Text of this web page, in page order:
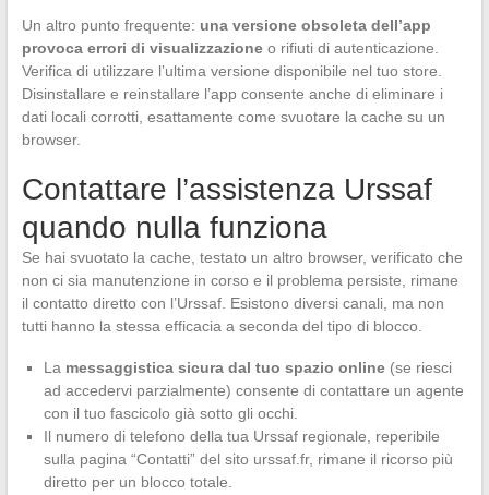
Un altro punto frequente: una versione obsoleta dell’app
provoca errori di visualizzazioneo rifiuti di autenticazione.
Verifica di utilizzare l’ultima versione disponibile nel tuo store.
Disinstallare e reinstallare l’app consente anche di eliminare i
dati locali corrotti, esattamente come svuotare la cache su un
browser.
Contattare l’assistenza Urssaf
quando nulla funziona
Se hai svuotato la cache, testato un altro browser, verificato che
non ci sia manutenzione in corso e il problema persiste, rimane
il contatto diretto con l’Urssaf. Esistono diversi canali, ma non
tutti hanno la stessa efficacia a seconda del tipo di blocco.
La messaggistica sicura dal tuo spazio online(se riesci
ad accedervi parzialmente) consente di contattare un agente
con il tuo fascicolo già sotto gli occhi.
Il numero di telefono della tua Urssaf regionale, reperibile
sulla pagina “Contatti” del sito urssaf.fr, rimane il ricorso più
diretto per un blocco totale.